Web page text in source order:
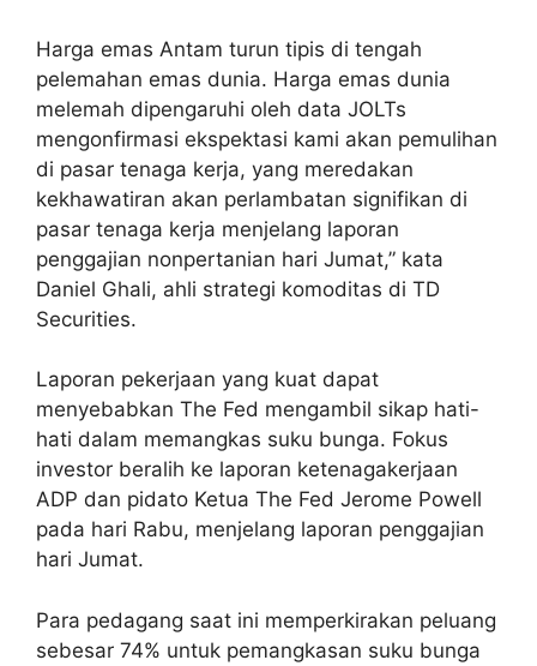
Harga emas Antam turun tipis di tengah
pelemahan emas dunia. Harga emas dunia
melemah dipengaruhi oleh data JOLTs
mengonfirmasi ekspektasi kami akan pemulihan
di pasar tenaga kerja, yang meredakan
kekhawatiran akan perlambatan signifikan di
pasar tenaga kerja menjelang laporan
penggajian nonpertanian hari Jumat,” kata
Daniel Ghali, ahli strategi komoditas di TD
Securities.
Laporan pekerjaan yang kuat dapat
menyebabkan The Fed mengambil sikap hati-
hati dalam memangkas suku bunga. Fokus
investor beralih ke laporan ketenagakerjaan
ADP dan pidato Ketua The Fed Jerome Powell
pada hari Rabu, menjelang laporan penggajian
hari Jumat.
Para pedagang saat ini memperkirakan peluang
sebesar 74% untuk pemangkasan suku bunga